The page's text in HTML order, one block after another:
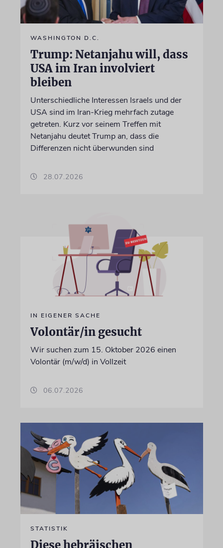
WASHINGTON D.C.
Trump: Netanjahu will, dass
USA im Iran involviert
bleiben
Unterschiedliche Interessen Israels und der
USA sind im Iran-Krieg mehrfach zutage
getreten. Kurz vor seinem Treffen mit
Netanjahu deutet Trump an, dass die
Differenzen nicht überwunden sind
28.07.2026
IN EIGENER SACHE
Volontär/in gesucht
Wir suchen zum 15. Oktober 2026 einen
Volontär (m/w/d) in Vollzeit
06.07.2026
STATISTIK
Diese hebräischen